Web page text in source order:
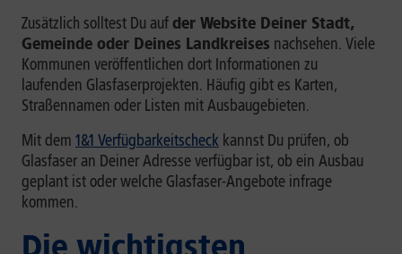
Zusätzlich solltest Du aufder Website Deiner Stadt,
Gemeinde oder Deines Landkreises nachsehen. Viele
Kommunen veröffentlichen dort Informationen zu
laufenden Glasfaserprojekten. Häufig gibt es Karten,
Straßennamen oder Listen mit Ausbaugebieten.
Mit dem 1&1 Verfügbarkeitscheck kannst Du prüfen, ob
Glasfaser an Deiner Adresse verfügbar ist, ob ein Ausbau
geplant ist oder welche Glasfaser-Angebote infrage
kommen.